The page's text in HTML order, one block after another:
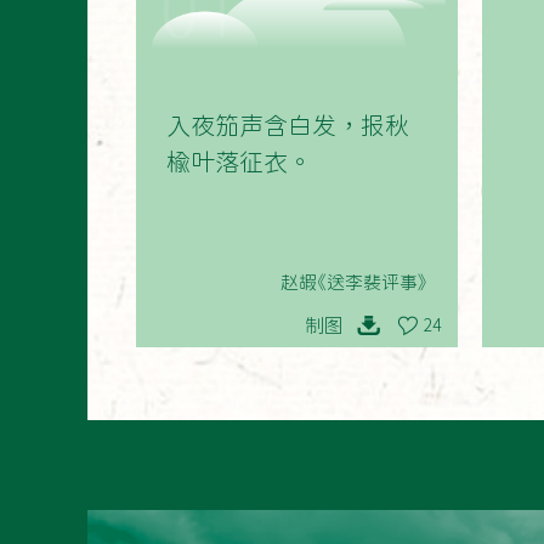
入夜笳声含白发，报秋
榆叶落征衣。
赵嘏《送李裴评事》
制图 24